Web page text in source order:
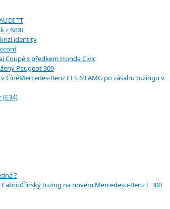
TT
z NDR
krizí identity
Coupé s předkem Honda Civic
Peugeot 309
Mercedes-Benz CLS 63 AMG po zásahu tuzingu v
?
Čínský tuzing na novém Mercedesu-Benz E 300